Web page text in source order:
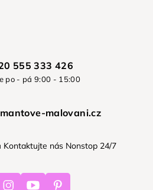
555 333 426
po - pá 9:00 - 15:00
malovani.cz
Kontaktujte nás Nonstop 24/7
InstagramYoutube Pinterest